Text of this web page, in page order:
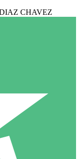
CHAVEZ